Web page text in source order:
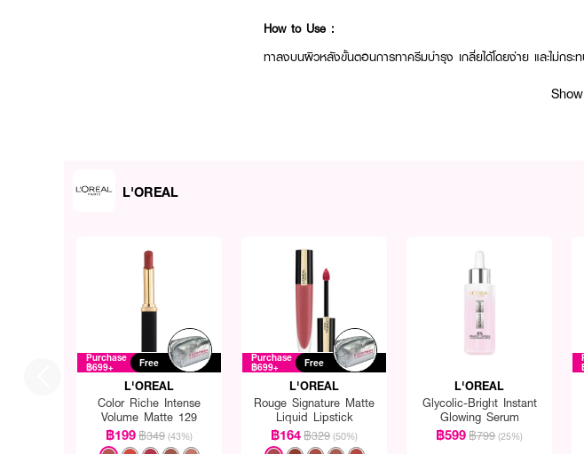
How to Use :
ทาลงบนผิวหลังขั้นตอนการทาครีมบำรุง เกลี่ยได้โดยง่าย และไม่กระ
L'OREAL
Purchase
฿699+ Free
L'OREAL
Color Riche Intense
Volume Matte 129
฿199฿349 (43%)
Purchase
฿699+ Free
L'OREAL
Rouge Signature Matte
Liquid Lipstick
฿164฿329 (50%)
L'OREAL
Glycolic-Bright Instant
Glowing Serum
฿599฿799 (25%)